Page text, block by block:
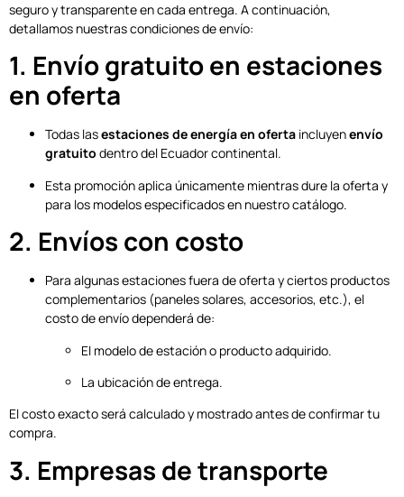
seguro y transparente en cada entrega. A continuación,
detallamos nuestras condiciones de envío:
1. Envío gratuito en estaciones
en oferta
Todas lasestaciones de energía en oferta incluyenenvío
gratuito dentro del Ecuador continental.
Esta promoción aplica únicamente mientras dure la oferta y
para los modelos especificados en nuestro catálogo.
2. Envíos con costo
Para algunas estaciones fuera de oferta y ciertos productos
complementarios (paneles solares, accesorios, etc.), el
costo de envío dependerá de:
El modelo de estación o producto adquirido.
La ubicación de entrega.
El costo exacto será calculado y mostrado antes de confirmar tu
compra.
3. Empresas de transporte